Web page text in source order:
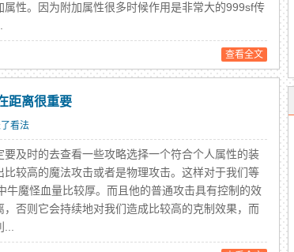
性。因为附加属性很多时候作用是非常大的999sf传
查看全文
距离很重要
看法
及时的去查看一些攻略选择一个符合个人属性的装
较高的魔法攻击或者是物理攻击。这样对于我们等
魔怪血量比较厚。而且他的普通攻击具有控制的效
否则它会持续地对我们造成比较高的克制效果，而